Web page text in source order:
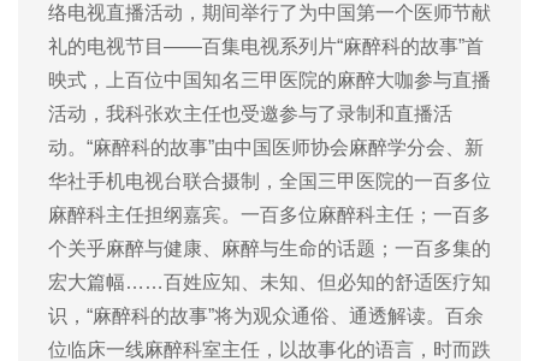
络电视直播活动，期间举行了为中国第一个医师节献
礼的电视节目——百集电视系列片“麻醉科的故事”首
映式，上百位中国知名三甲医院的麻醉大咖参与直播
活动，我科张欢主任也受邀参与了录制和直播活
动。“麻醉科的故事”由中国医师协会麻醉学分会、新
华社手机电视台联合摄制，全国三甲医院的一百多位
麻醉科主任担纲嘉宾。一百多位麻醉科主任；一百多
个关乎麻醉与健康、麻醉与生命的话题；一百多集的
宏大篇幅……百姓应知、未知、但必知的舒适医疗知
识，“麻醉科的故事”将为观众通俗、通透解读。百余
位临床一线麻醉科室主任，以故事化的语言，时而跌